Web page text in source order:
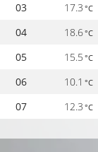
03
17.3°C
04
18.6°C
05
15.5°C
06
10.1°C
07
12.3°C